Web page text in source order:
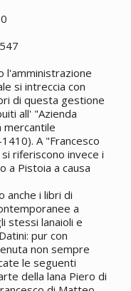
l'amministrazione
si intreccia con
di questa gestione
all' "Azienda
mercantile
A "Francesco
riferiscono invece i
a Pistoia a causa
anche i libri di
a
stessi lanaioli e
pur con
non sempre
le seguenti
della lana Piero di